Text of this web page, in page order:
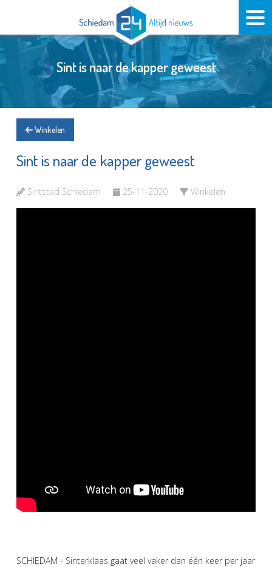
Sint is naar de kapper geweest
Winkelen
Sint is naar de kapper geweest
Sintstad Schiedam 25-11-2020 Winkelen
SCHIEDAM - Sinterklaas gaat veel vaker dan één keer per jaar